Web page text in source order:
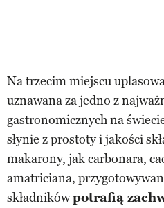
Na trzecim miejscu
uznawana za jedno z
gastronomicznych na
słynie z prostoty i jakości
makarony, jak carbonara,
amatriciana,
składnikówpotrafią